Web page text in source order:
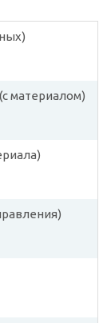
материалом)